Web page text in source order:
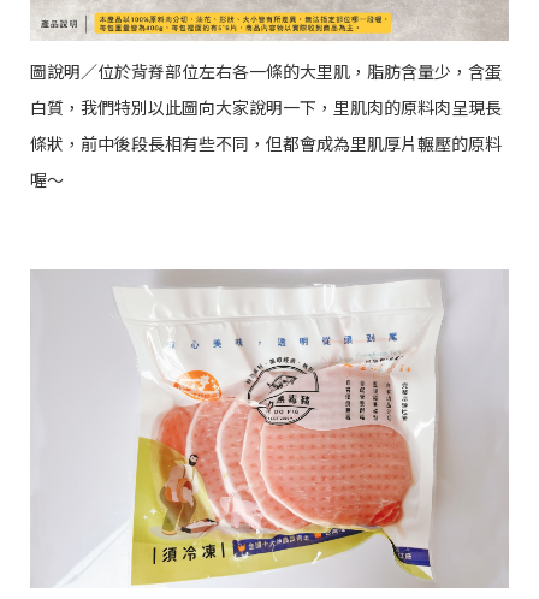
圖說明／位於背脊部位左右各一條的大里肌，脂肪含量少，含蛋
白質，我們特別以此圖向大家說明一下，里肌肉的原料肉呈現長
條狀，前中後段長相有些不同，但都會成為里肌厚片輾壓的原料
喔～